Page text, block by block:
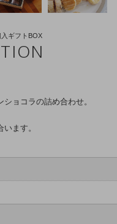
ギフトBOX
ョコラの詰め合わせ。
ます。